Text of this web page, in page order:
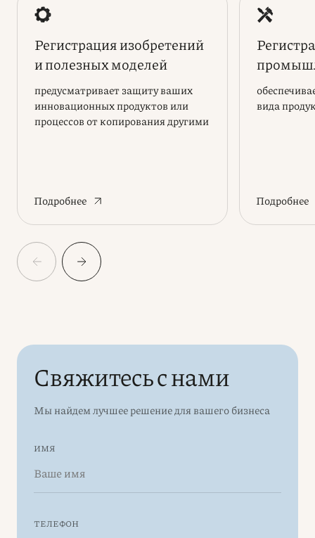
Регистрация изобретений
и полезных моделей
предусматривает защиту ваших
инновационных продуктов или
процессов от копирования другими
Подробнее
вида
Подробнее
Свяжитесь с нами
Мы найдем лучшее решение для вашего бизнеса
ИМЯ
ТЕЛЕФОН